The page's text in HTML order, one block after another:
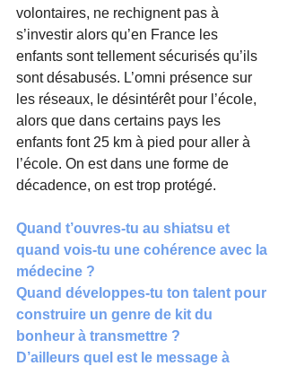
volontaires, ne rechignent pas à
s’investir alors qu’en France les
enfants sont tellement sécurisés qu’ils
sont désabusés. L’omni présence sur
les réseaux, le désintérêt pour l’école,
alors que dans certains pays les
enfants font 25 km à pied pour aller à
l’école. On est dans une forme de
décadence, on est trop protégé.
Quand t’ouvres-tu au shiatsu et
quand vois-tu une cohérence avec la
médecine ?
Quand développes-tu ton talent pour
construire un genre de kit du
bonheur à transmettre ?
D’ailleurs quel est le message à